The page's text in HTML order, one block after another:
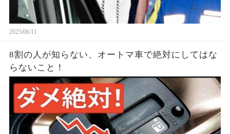
2025/06/11
8割の人が知らない、オートマ車で絶対にしてはな
らないこと！